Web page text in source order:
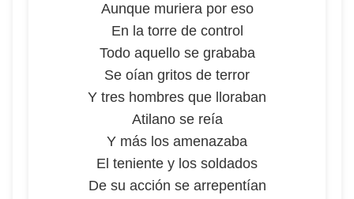
Aunque muriera por eso
En la torre de control
Todo aquello se grababa
Se oían gritos de terror
Y tres hombres que lloraban
Atilano se reía
Y más los amenazaba
El teniente y los soldados
De su acción se arrepentían